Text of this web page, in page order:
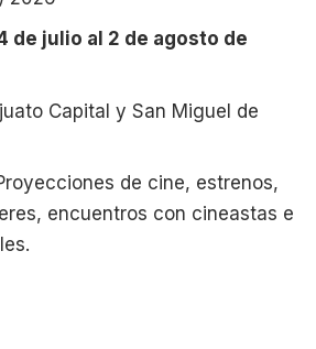
de julio al 2 de agosto de
Capital y San Miguel de
de cine, estrenos,
encuentros con cineastas e